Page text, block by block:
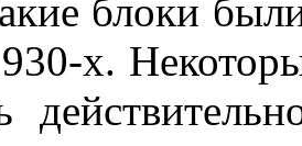
блоки
х.